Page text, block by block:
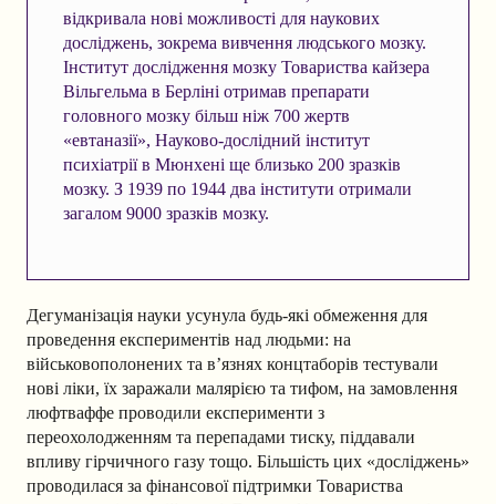
відкривала нові можливості для наукових
досліджень, зокрема вивчення людського мозку.
Інститут дослідження мозку Товариства кайзера
Вільгельма в Берліні отримав препарати
головного мозку більш ніж 700 жертв
«евтаназії», Науково-дослідний інститут
психіатрії в Мюнхені ще близько 200 зразків
мозку. З 1939 по 1944 два інститути отримали
загалом 9000 зразків мозку.
Дегуманізація науки усунула будь-які обмеження для
проведення експериментів над людьми: на
військовополонених та в’язнях концтаборів тестували
нові ліки, їх заражали малярією та тифом, на замовлення
люфтваффе проводили експерименти з
переохолодженням та перепадами тиску, піддавали
впливу гірчичного газу тощо. Більшість цих «досліджень»
проводилася за фінансової підтримки Товариства